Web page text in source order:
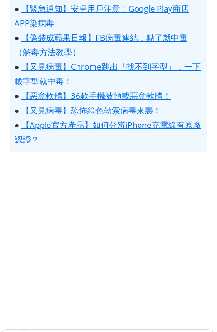
●
【緊急通知】安卓用戶注意！Google Play商店
APP染病毒
●
【偽裝成蘋果日報】FB病毒連結，點了就中毒
（解毒方法教學）
●
【又見病毒】Chrome跳出「找不到字型」，一下
載字型就中毒！
●
【惡意軟體】36款手機被預載惡意軟體！
●
【又見病毒】恐怖綠色勒索病毒來襲！
●
【Apple官方產品】如何分辨iPhone充電線有原廠
認證？